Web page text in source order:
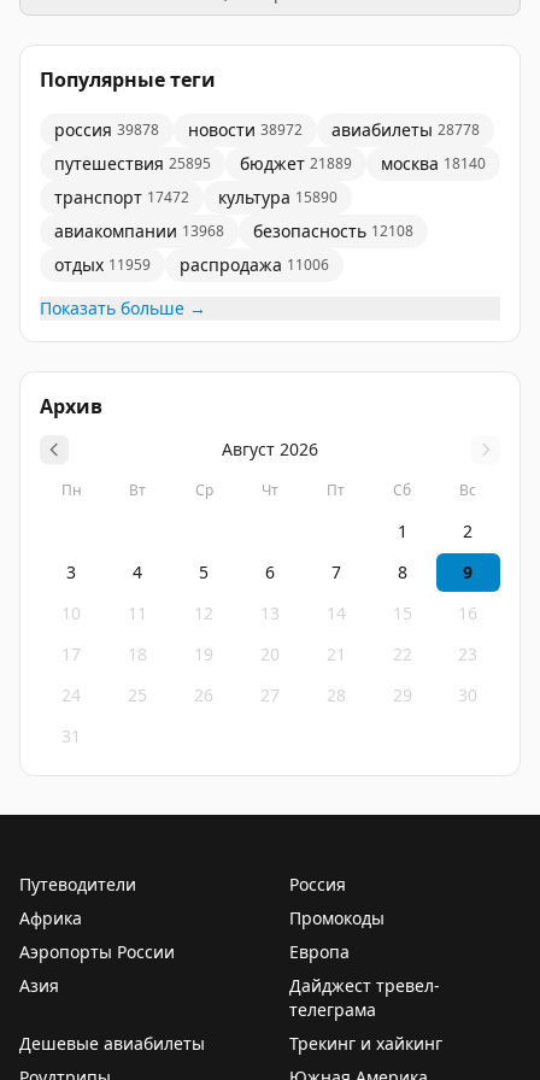
#АэропортДляСемьи
Популярные теги
россия 39878 новости 38972 авиабилеты 28778
путешествия 25895 бюджет 21889 москва 18140
транспорт 17472 культура 15890
авиакомпании 13968 безопасность 12108
отдых 11959 распродажа 11006
Показать больше →
Архив
Август 2026
Пн Вт Ср Чт Пт Сб Вс
1
2
3
4 5 6 7 8
9
10
11 12 13 14 15
16
17
18 19 20 21 22
23
24
25 26 27 28 29
30
31
Путеводители
Россия
Африка
Промокоды
Аэропорты России
Европа
Азия
Дайджест тревел-
телеграма
Дешевые авиабилеты
Трекинг и хайкинг